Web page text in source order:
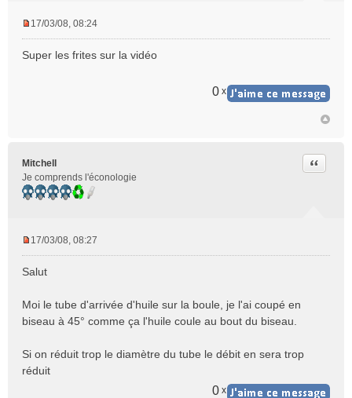
s
n
l
u
17/03/08, 08:24
Super les frites sur la vidéo
0 x
Mitchell
Je comprends l'éconologie
Citer
s
a
g
n
n
17/03/08, 08:27
Salut
Moi le tube d'arrivée d'huile sur la boule, je l'ai coupé en
biseau à 45° comme ça l'huile coule au bout du biseau.
Si on réduit trop le diamètre du tube le débit en sera trop
réduit
0 x